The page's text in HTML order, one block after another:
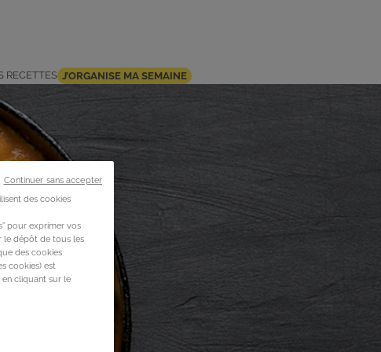
RECETTES J’ORGANISE MA SEMAINE
des cookies
pour exprimer vos
le dépôt de tous les
des cookies
cookies) est
cliquant sur le
Continuer sans accepter